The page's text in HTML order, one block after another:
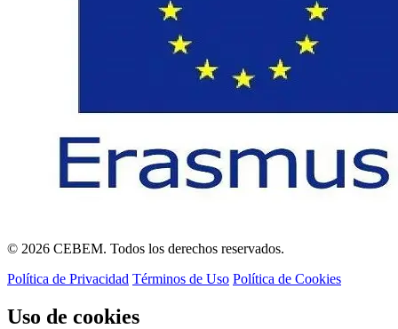
© 2026 CEBEM. Todos los derechos reservados.
Política de Privacidad Términos de Uso Política de Cookies
Uso de cookies